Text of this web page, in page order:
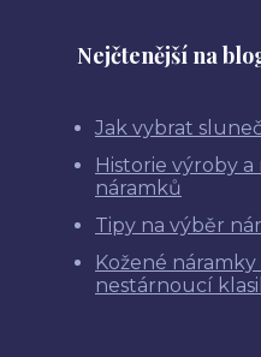
Nejčtenější na
Jak vybrat
Historie výroby
náramků
Tipy na výběr
Kožené
nestárnoucí